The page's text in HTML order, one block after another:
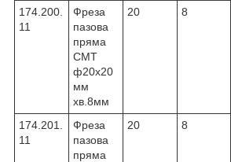
174.200.
11
Фреза
пазова
пряма
CMT
ф20х20
мм
хв.8мм
20 8
174.201.
11
Фреза
пазова
пряма
20 8